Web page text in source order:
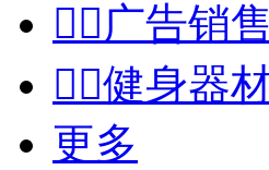
广告销
健身器
更多